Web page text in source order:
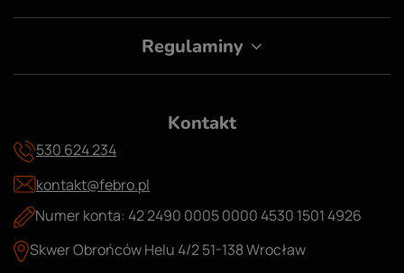
Regulaminy
Kontakt
530 624 234
kontakt@febro.pl
Numer konta: 42 2490 0005 0000 4530 1501 4926
Skwer Obrońców Helu 4/2 51-138 Wrocław